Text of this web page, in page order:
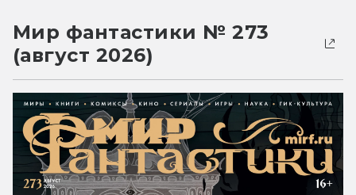
Мир фантастики № 273
(август 2026)